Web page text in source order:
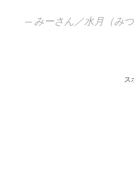
— みーさん／水月（みづ
ス